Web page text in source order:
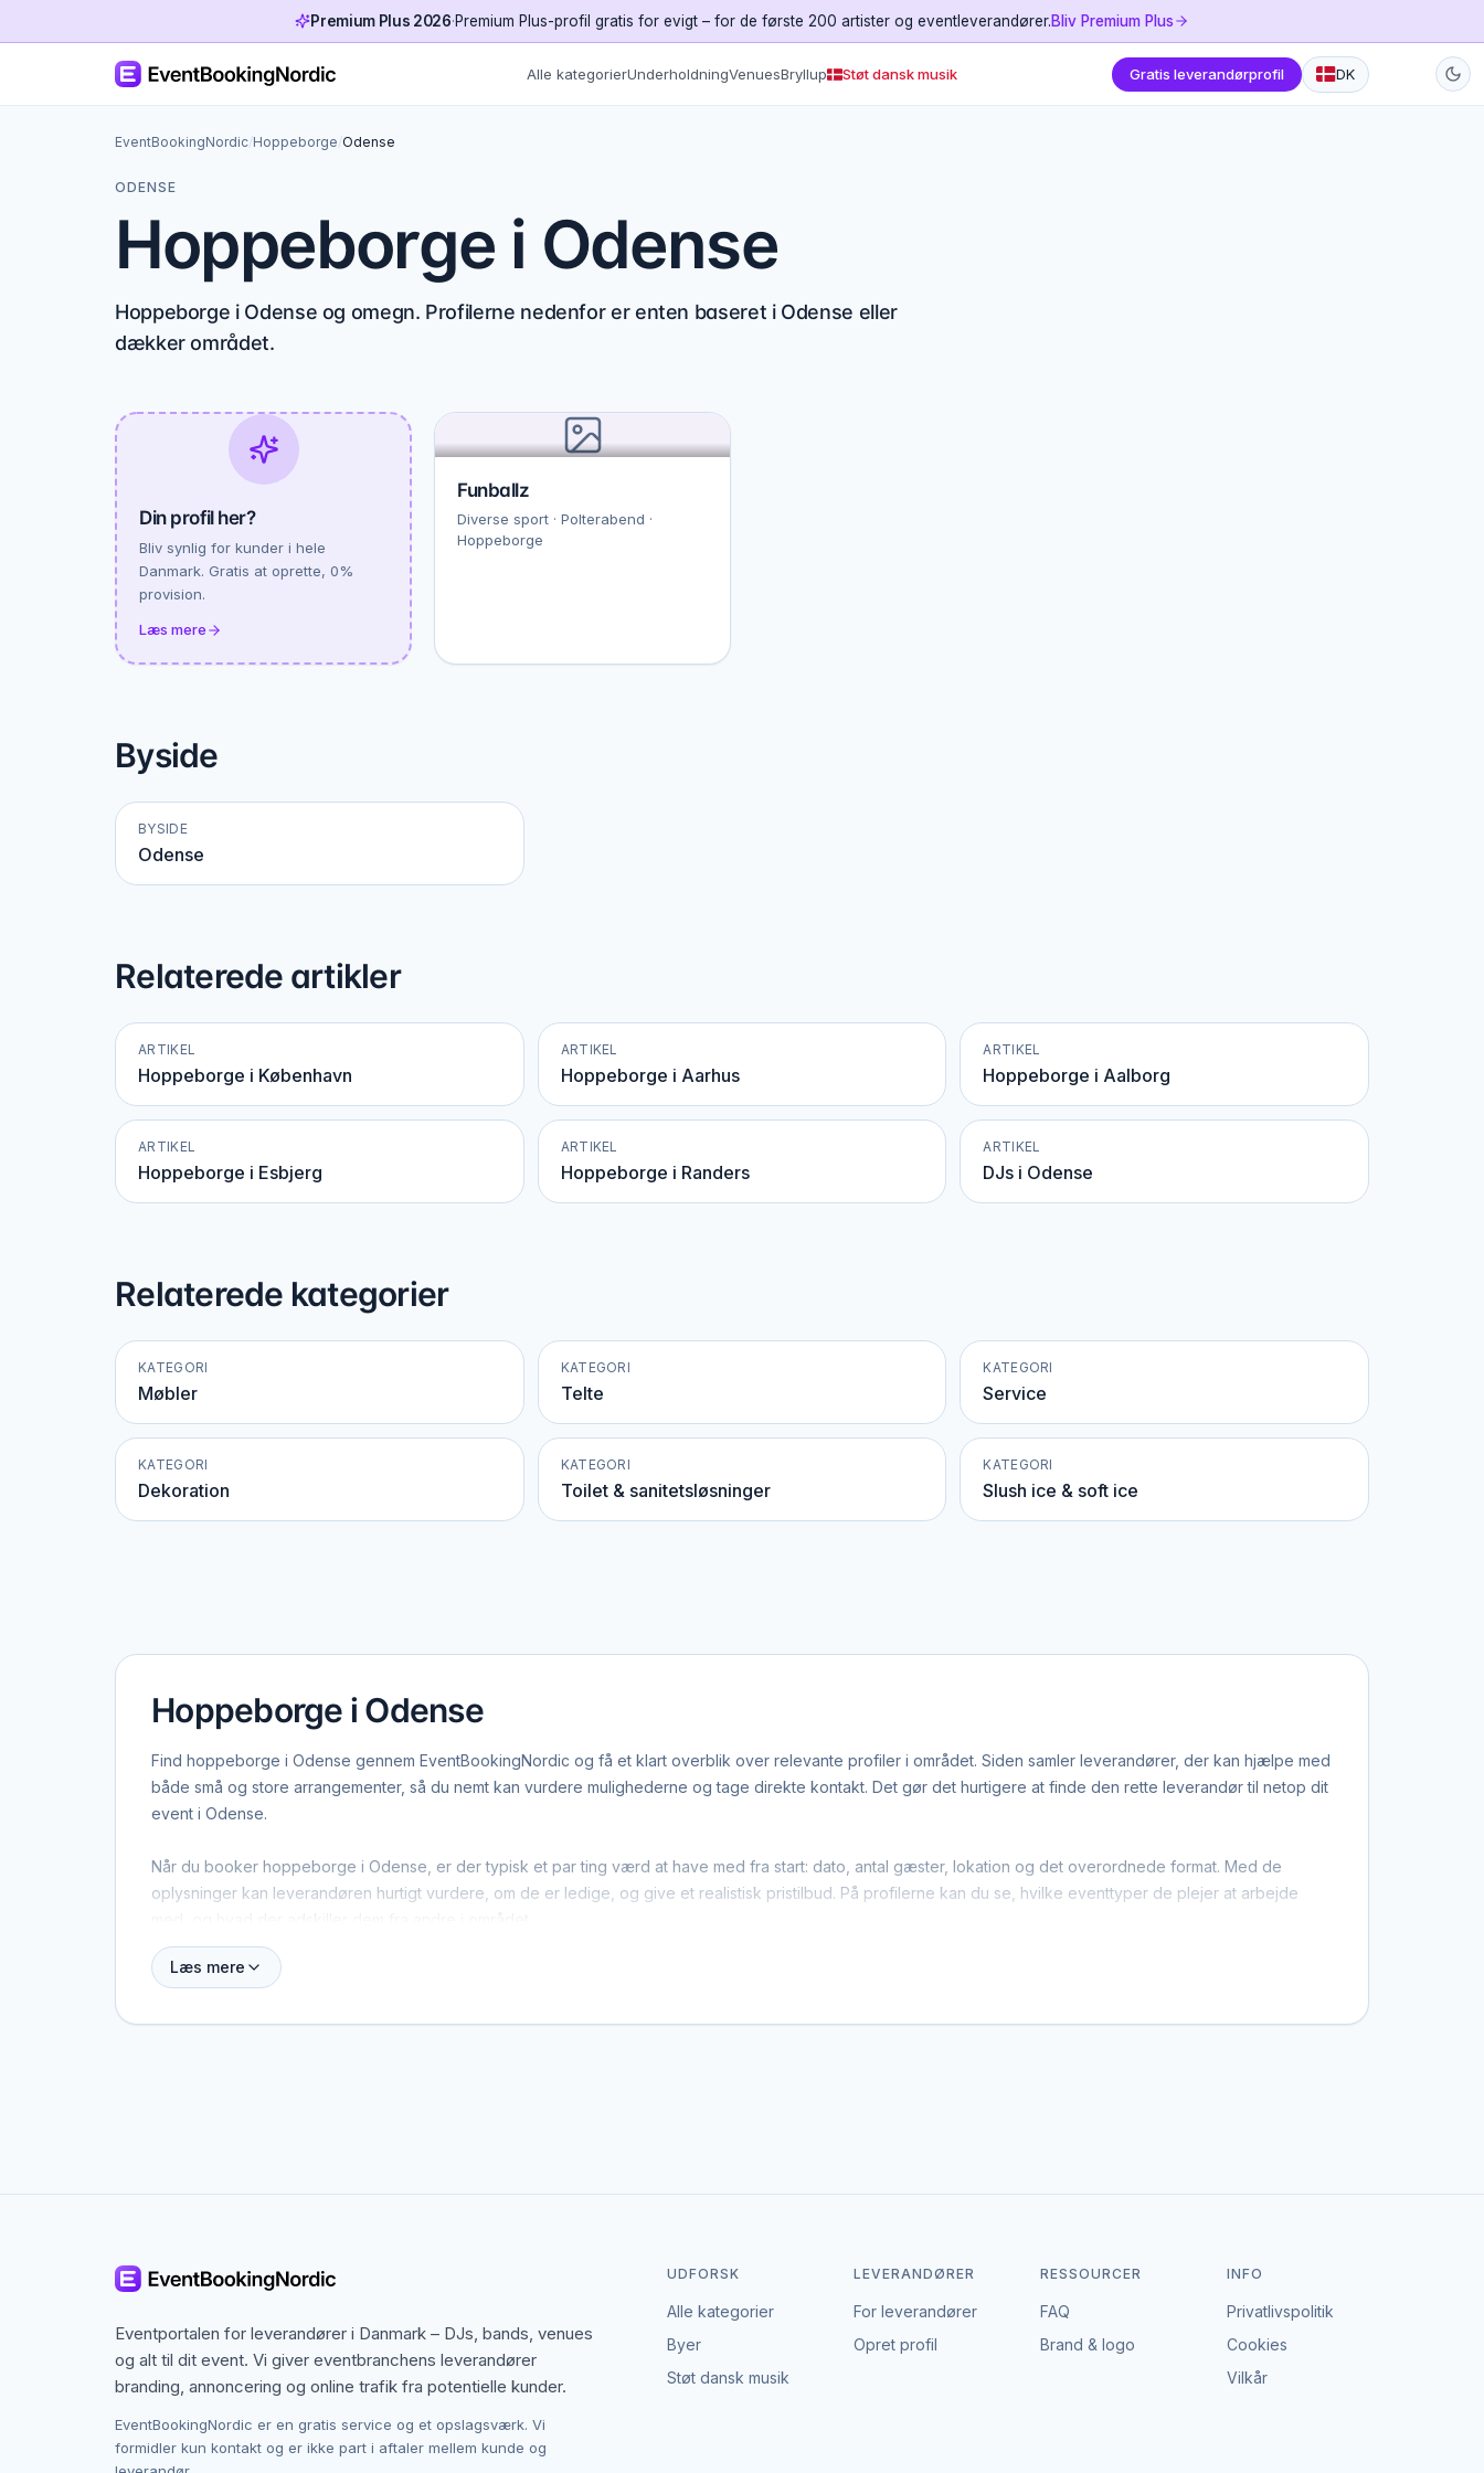
Premium Plus 2026·Premium Plus-profil gratis for evigt – for de første 200 artister og eventleverandører.Bliv Premium Plus
Alle kategorierUnderholdningVenuesBryllup Støt dansk musik Gratis leverandørprofil DK
EventBookingNordic/Hoppeborge/Odense
ODENSE
Hoppeborge i Odense
Hoppeborge i Odense og omegn. Profilerne nedenfor er enten baseret i Odense eller
dækker området.
Din profil her?
Bliv synlig for kunder i hele
Danmark. Gratis at oprette, 0%
provision.
Læs mere
Funballz
Diverse sport · Polterabend ·
Hoppeborge
Byside
BYSIDE
Odense
Relaterede artikler
ARTIKEL
Hoppeborge i København
ARTIKEL
Hoppeborge i Aarhus
ARTIKEL
Hoppeborge i Aalborg
ARTIKEL
Hoppeborge i Esbjerg
ARTIKEL
Hoppeborge i Randers
ARTIKEL
DJs i Odense
Relaterede kategorier
KATEGORI
Møbler
KATEGORI
Telte
KATEGORI
Service
KATEGORI
Dekoration
KATEGORI
Toilet & sanitetsløsninger
KATEGORI
Slush ice & soft ice
Hoppeborge i Odense
Find hoppeborge i Odense gennem EventBookingNordic og få et klart overblik over relevante profiler i området. Siden samler leverandører, der kan hjælpe med
både små og store arrangementer, så du nemt kan vurdere mulighederne og tage direkte kontakt. Det gør det hurtigere at finde den rette leverandør til netop dit
event i Odense.
Når du booker hoppeborge i Odense, er der typisk et par ting værd at have med fra start: dato, antal gæster, lokation og det overordnede format. Med de
oplysninger kan leverandøren hurtigt vurdere, om de er ledige, og give et realistisk pristilbud. På profilerne kan du se, hvilke eventtyper de plejer at arbejde
Odense dækker både centrum og omegn, og mange hoppeborge-leverandører arbejder bredt i regionen. Det betyder, at du ikke kun finder dem med base i
speciel ramme i tankerne.
Læs mere
Eventportalen for leverandører i Danmark – DJs, bands, venues
og alt til dit event. Vi giver eventbranchens leverandører
branding, annoncering og online trafik fra potentielle kunder.
EventBookingNordic er en gratis service og et opslagsværk. Vi
formidler kun kontakt og er ikke part i aftaler mellem kunde og
UDFORSK
Alle kategorier
Byer
Støt dansk musik
LEVERANDØRER
For leverandører
Opret profil
RESSOURCER
FAQ
Brand & logo
INFO
Privatlivspolitik
Cookies
Vilkår